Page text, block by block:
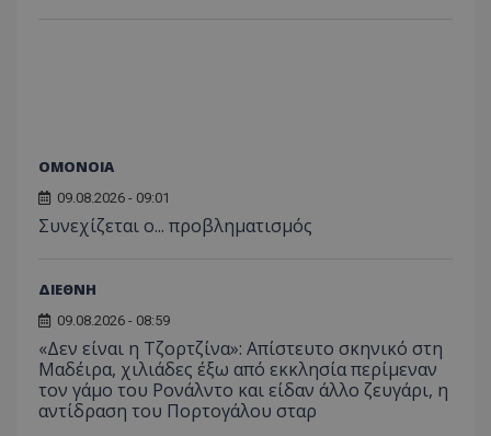
ΟΜΟΝΟΙΑ
09.08.2026 - 09:01
Συνεχίζεται ο... προβληματισμός
ΔΙΕΘΝΗ
09.08.2026 - 08:59
«Δεν είναι η Τζορτζίνα»: Απίστευτο σκηνικό στη
Μαδέιρα, χιλιάδες έξω από εκκλησία περίμεναν
τον γάμο του Ρονάλντο και είδαν άλλο ζευγάρι, η
αντίδραση του Πορτογάλου σταρ